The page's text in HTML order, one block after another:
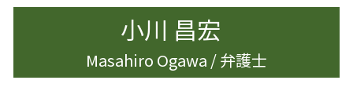
小川 昌宏
Masahiro Ogawa / 弁護士